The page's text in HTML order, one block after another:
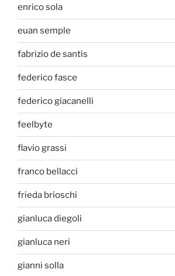
enrico sola
euan semple
fabrizio de santis
federico fasce
federico giacanelli
feelbyte
flavio grassi
franco bellacci
frieda brioschi
gianluca diegoli
gianluca neri
gianni solla